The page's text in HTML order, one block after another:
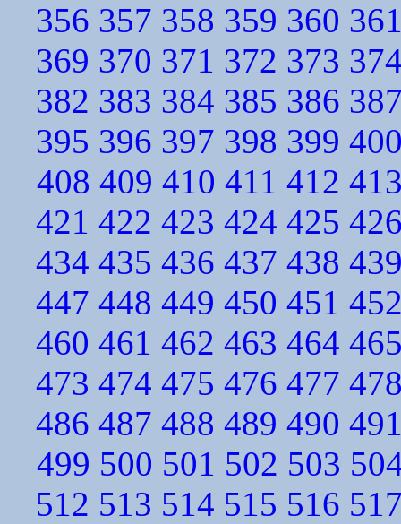
356 357 358 359 360
369 370 371 372 373
382 383 384 385 386
395 396 397 398 399
408 409 410 411 412
421 422 423 424 425
434 435 436 437 438
447 448 449 450 451
460 461 462 463 464
473 474 475 476 477
486 487 488 489 490
499 500 501 502 503
512 513 514 515 516